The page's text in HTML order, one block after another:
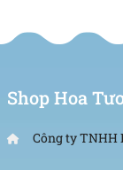
Shop Hoa
Công ty TNHH